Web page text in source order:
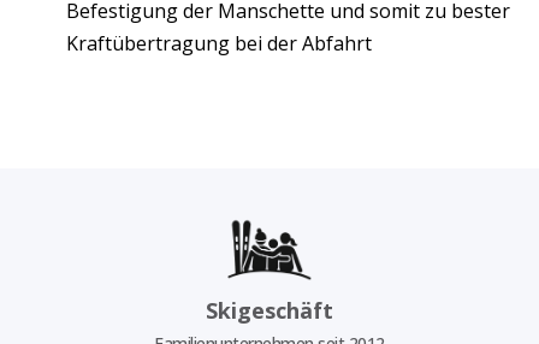
Befestigung der Manschette und somit zu bester
Kraftübertragung bei der Abfahrt
Skigeschäft